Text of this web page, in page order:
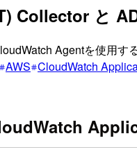
Collector と
Agentを使用す
AWS CloudWatch